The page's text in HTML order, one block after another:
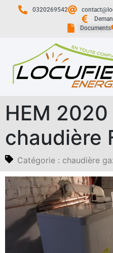
0320269542
Documents
HEM
chaudière
Catégorie : chaudière